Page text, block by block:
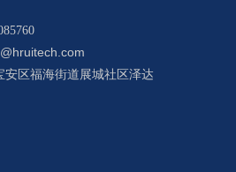
安区福海街道展城社区泽达